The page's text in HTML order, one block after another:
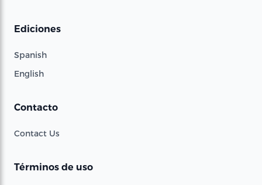
Ediciones
Spanish
English
Contacto
Contact Us
Términos de uso